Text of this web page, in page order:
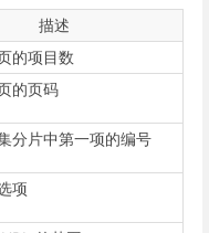
描述
的项目数
的页码
分片中第一项的编号
项